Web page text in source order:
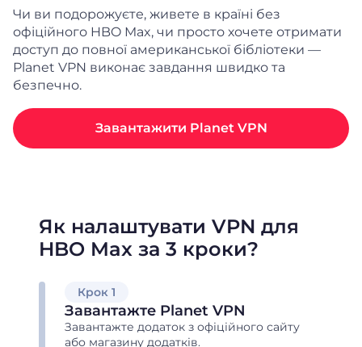
Чи ви подорожуєте, живете в країні без
офіційного HBO Max, чи просто хочете отримати
доступ до повної американської бібліотеки —
Planet VPN виконає завдання швидко та
безпечно.
Завантажити Planet VPN
Як налаштувати VPN для
HBO Max за 3 кроки?
Крок 1
Завантажте Planet VPN
Завантажте додаток з офіційного сайту
або магазину додатків.